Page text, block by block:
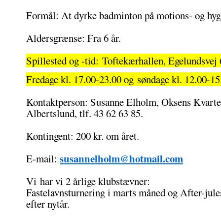
Formål: At dyrke badminton på motions- og
Aldersgrænse: Fra 6 år.
Spillested og -tid: Toftekærhallen, Egelundsvej
Fredage kl. 17.00-23.00 og søndage kl. 12.00-
Kontaktperson: Susanne Elholm, Oksens
Albertslund, tlf. 43 62 63 85.
Kontingent: 200 kr. om året.
E-mail: susannelholm@hotmail.com
Vi har vi 2 årlige klubstævner:
Fastelavnsturnering i marts måned og After-
efter nytår.